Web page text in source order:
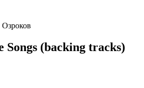
Songs (backing tracks)